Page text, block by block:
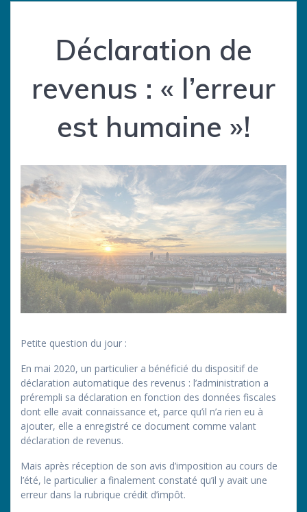
Déclaration de
revenus : « l’erreur
est humaine »!
Petite question du jour :
En mai 2020, un particulier a bénéficié du dispositif de
déclaration automatique des revenus : l’administration a
prérempli sa déclaration en fonction des données fiscales
dont elle avait connaissance et, parce qu’il n’a rien eu à
ajouter, elle a enregistré ce document comme valant
déclaration de revenus.
Mais après réception de son avis d’imposition au cours de
l’été, le particulier a finalement constaté qu’il y avait une
erreur dans la rubrique crédit d’impôt.